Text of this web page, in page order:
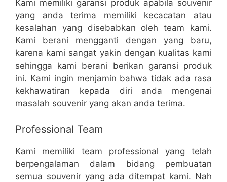
Kami memiliki garansi produk apabila souvenir
yang anda terima memiliki kecacatan atau
kesalahan yang disebabkan oleh team kami.
Kami berani mengganti dengan yang baru,
karena kami sangat yakin dengan kualitas kami
sehingga kami berani berikan garansi produk
ini. Kami ingin menjamin bahwa tidak ada rasa
kekhawatiran kepada diri anda mengenai
masalah souvenir yang akan anda terima.
Professional Team
Kami memiliki team professional yang telah
berpengalaman dalam bidang pembuatan
semua souvenir yang ada ditempat kami. Nah